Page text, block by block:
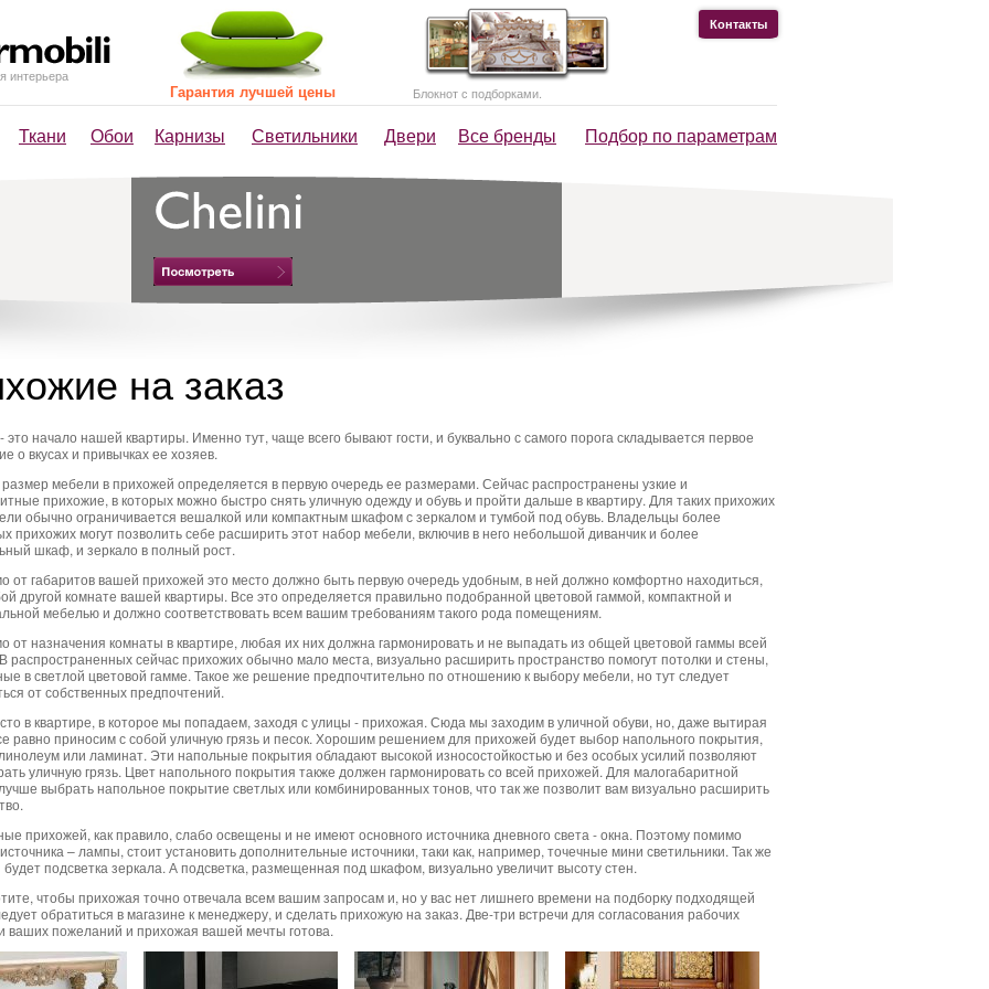
интерьера
Ткани Обои Карнизы Светильники Двери Все бренды Подбор по параметрам
Контакты
Гарантия лучшей цены Блокнот с подборками.
на заказ
начало нашей квартиры. Именно тут, чаще всего бывают гости, и буквально с самого порога складывается первое
о вкусах и привычках ее хозяев.
мебели в прихожей определяется в первую очередь ее размерами. Сейчас распространены узкие и
прихожие, в которых можно быстро снять уличную одежду и обувь и пройти дальше в квартиру. Для таких прихожих
обычно ограничивается вешалкой или компактным шкафом с зеркалом и тумбой под обувь. Владельцы более
прихожих могут позволить себе расширить этот набор мебели, включив в него небольшой диванчик и более
шкаф, и зеркало в полный рост.
от габаритов вашей прихожей это место должно быть первую очередь удобным, в ней должно комфортно находиться,
другой комнате вашей квартиры. Все это определяется правильно подобранной цветовой гаммой, компактной и
мебелью и должно соответствовать всем вашим требованиям такого рода помещениям.
от назначения комнаты в квартире, любая их них должна гармонировать и не выпадать из общей цветовой гаммы всей
распространенных сейчас прихожих обычно мало места, визуально расширить пространство помогут потолки и стены,
в светлой цветовой гамме. Такое же решение предпочтительно по отношению к выбору мебели, но тут следует
от собственных предпочтений.
в квартире, в которое мы попадаем, заходя с улицы - прихожая. Сюда мы заходим в уличной обуви, но, даже вытирая
равно приносим с собой уличную грязь и песок. Хорошим решением для прихожей будет выбор напольного покрытия,
линолеум или ламинат. Эти напольные покрытия обладают высокой износостойкостью и без особых усилий позволяют
уличную грязь. Цвет напольного покрытия также должен гармонировать со всей прихожей. Для малогабаритной
выбрать напольное покрытие светлых или комбинированных тонов, что так же позволит вам визуально расширить
прихожей, как правило, слабо освещены и не имеют основного источника дневного света - окна. Поэтому помимо
– лампы, стоит установить дополнительные источники, таки как, например, точечные мини светильники. Так же
подсветка зеркала. А подсветка, размещенная под шкафом, визуально увеличит высоту стен.
чтобы прихожая точно отвечала всем вашим запросам и, но у вас нет лишнего времени на подборку подходящей
обратиться в магазине к менеджеру, и сделать прихожую на заказ. Две-три встречи для согласования рабочих
ваших пожеланий и прихожая вашей мечты готова.